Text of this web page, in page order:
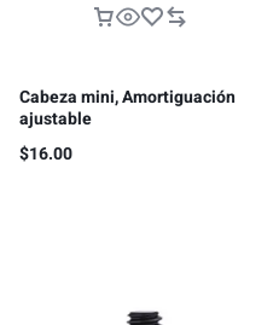
Cabeza mini, Amortiguación
ajustable
$16.00